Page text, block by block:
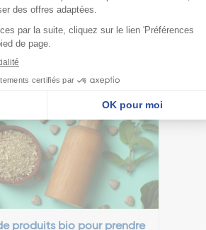
in essential oils
produits bio pour prendre